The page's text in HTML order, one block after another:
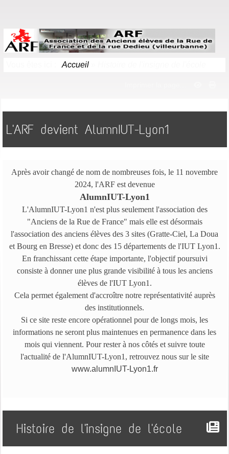
Accueil
L'ARF devient AlumnIUT-Lyon1
Après avoir changé de nom de nombreuses fois, le 11 novembre
2024, l'ARF est devenue
AlumnIUT-Lyon1
L'AlumnIUT-Lyon1 n'est plus seulement l'association des
"Anciens de la Rue de France" mais elle est désormais
l'association des anciens élèves des 3 sites (Gratte-Ciel, La Doua
et Bourg en Bresse) et donc des 15 départements de l'IUT Lyon1.
En franchissant cette étape importante, l'objectif poursuivi
consiste à donner une plus grande visibilité à tous les anciens
élèves de l'IUT Lyon1.
Cela permet également d'accroître notre représentativité auprès
des institutionnels.
Si ce site reste encore opérationnel pour de longs mois, les
informations ne seront plus maintenues en permanence dans les
mois qui viennent. Pour rester à nos côtés et suivre toute
l'actualité de l'AlumnIUT-Lyon1, retrouvez nous sur le site
www.alumnIUT-Lyon1.fr
Histoire de l'insigne de l'école